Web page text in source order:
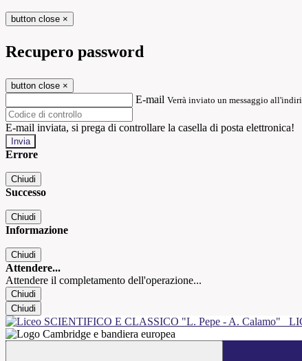
button close ×
Recupero password
button close ×
E-mail Verrà inviato un messaggio
E-mail inviata, si prega di controllare la casella di posta elettronica!
Errore
Chiudi
Successo
Chiudi
Informazione
Chiudi
Attendere...
Attendere il completamento dell'operazione...
Chiudi
Chiudi